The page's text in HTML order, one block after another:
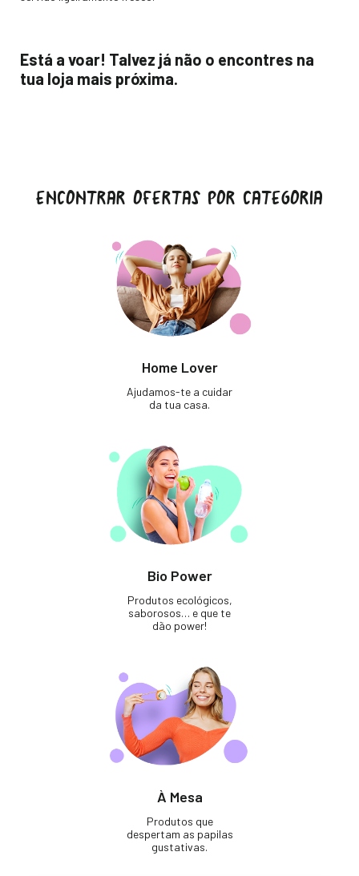
Está a voar! Talvez já não o encontres na
tua loja mais próxima.
ENCONTRAR OFERTAS POR CATEGORIA
Home Lover
Ajudamos-te a cuidar
da tua casa.
Bio Power
Produtos ecológicos,
saborosos… e que te
dão power!
À Mesa
Produtos que
despertam as papilas
gustativas.